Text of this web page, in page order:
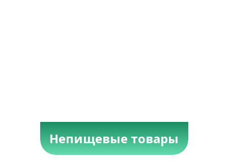
Непищевые товары